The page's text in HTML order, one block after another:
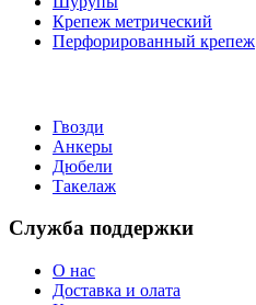
Крепеж метрический
Перфорированный крепеж
Гвозди
Анкеры
Дюбели
Такелаж
Служба поддержки
О нас
Доставка и олата